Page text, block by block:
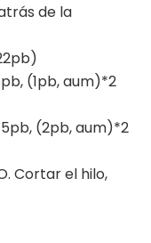
de la
(1pb, aum)*2
(2pb, aum)*2
Cortar el hilo,